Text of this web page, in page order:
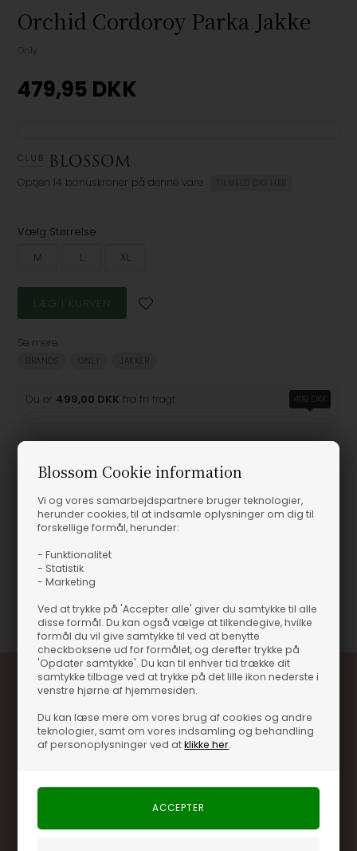
Blossom Cookie information
Vi og vores samarbejdspartnere bruger teknologier,
herunder cookies, til at indsamle oplysninger om dig til
forskellige formål, herunder:
- Funktionalitet
- Statistik
- Marketing
Ved at trykke på 'Accepter alle' giver du samtykke til alle
disse formål. Du kan også vælge at tilkendegive, hvilke
formål du vil give samtykke til ved at benytte
checkboksene ud for formålet, og derefter trykke på
'Opdater samtykke'. Du kan til enhver tid trække dit
samtykke tilbage ved at trykke på det lille ikon nederste i
venstre hjørne af hjemmesiden.
Du kan læse mere om vores brug af cookies og andre
teknologier, samt om vores indsamling og behandling
af personoplysninger ved atklikke her.
Orchid Cordoroy Parka Jakke
Only
479,95 DKK
Optjen 14 bonuskroner på denne vare TILMELD DIG HER
Vælg Størrelse
M
L XL
Se mere
BRANDS ONLY JAKKER
Du er 499,00 DKK fra fri fragt 499 DKK
Only - Orchid Cordoroy Parka Jakke
Only - Orchid Cordoroy Parka Jakke
Varenummer
WALNUT/CHO
Særlige, eksklusive tilbud kun til klubkunder
Brug dine point allerede på næste køb